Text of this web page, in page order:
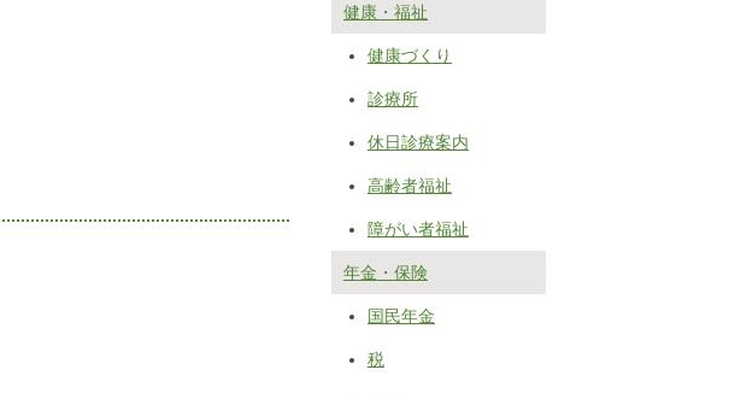
健康・福祉
健康づくり
診療所
休日診療案内
高齢者福祉
障がい者福祉
年金・保険
国民年金
税